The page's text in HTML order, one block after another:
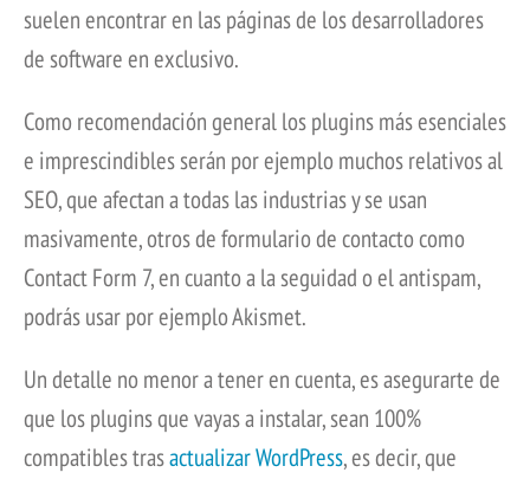
suelen encontrar en las páginas de los desarrolladores
de software en exclusivo.
Como recomendación general los plugins más esenciales
e imprescindibles serán por ejemplo muchos relativos al
SEO, que afectan a todas las industrias y se usan
masivamente, otros de formulario de contacto como
Contact Form 7, en cuanto a la seguidad o el antispam,
podrás usar por ejemplo Akismet.
Un detalle no menor a tener en cuenta, es asegurarte de
que los plugins que vayas a instalar, sean 100%
compatibles trasactualizar WordPress, es decir, que